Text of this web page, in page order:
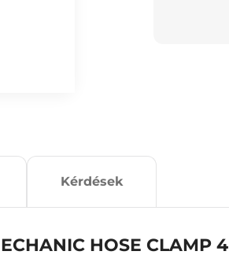
Kérdések
HOSE CLAMP 4